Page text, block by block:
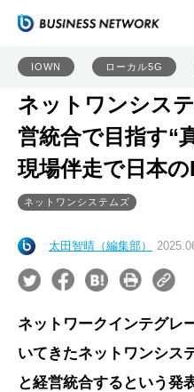
IOWN ローカル5G
ネットワンシス
営統合で目指す“
現場伴走で日本の
ネットワンシステムズ
太田智晴（編集部）
ネットワークインテグレ
いてきたネットワンシス
と経営統合するという発